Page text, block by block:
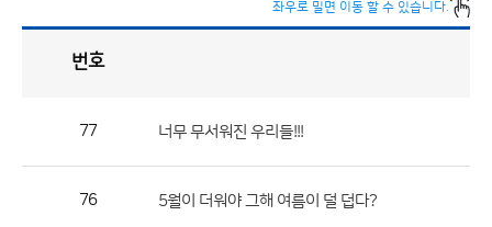
좌우로 밀면 이동 할 수 있습니다.
번호
77 너무 무서워진 우리들!!!
76 5월이 더워야 그해 여름이 덜 덥다?